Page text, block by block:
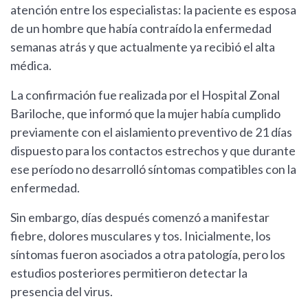
atención entre los especialistas: la paciente es esposa
de un hombre que había contraído la enfermedad
semanas atrás y que actualmente ya recibió el alta
médica.
La confirmación fue realizada por el Hospital Zonal
Bariloche, que informó que la mujer había cumplido
previamente con el aislamiento preventivo de 21 días
dispuesto para los contactos estrechos y que durante
ese período no desarrolló síntomas compatibles con la
enfermedad.
Sin embargo, días después comenzó a manifestar
fiebre, dolores musculares y tos. Inicialmente, los
síntomas fueron asociados a otra patología, pero los
estudios posteriores permitieron detectar la
presencia del virus.